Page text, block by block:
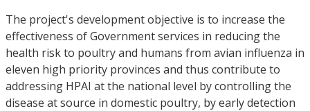
The project's development objective is to increase the
effectiveness of Government services in reducing the
health risk to poultry and humans from avian influenza in
eleven high priority provinces and thus contribute to
addressing HPAI at the national level by controlling the
disease at source in domestic poultry, by early detection